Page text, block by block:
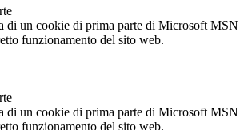
di un cookie di prima parte di Microsoft MSN
funzionamento del sito web.
di un cookie di prima parte di Microsoft MSN
funzionamento del sito web.